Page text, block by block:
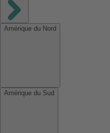
Amérique du Nord
Amérique du Sud